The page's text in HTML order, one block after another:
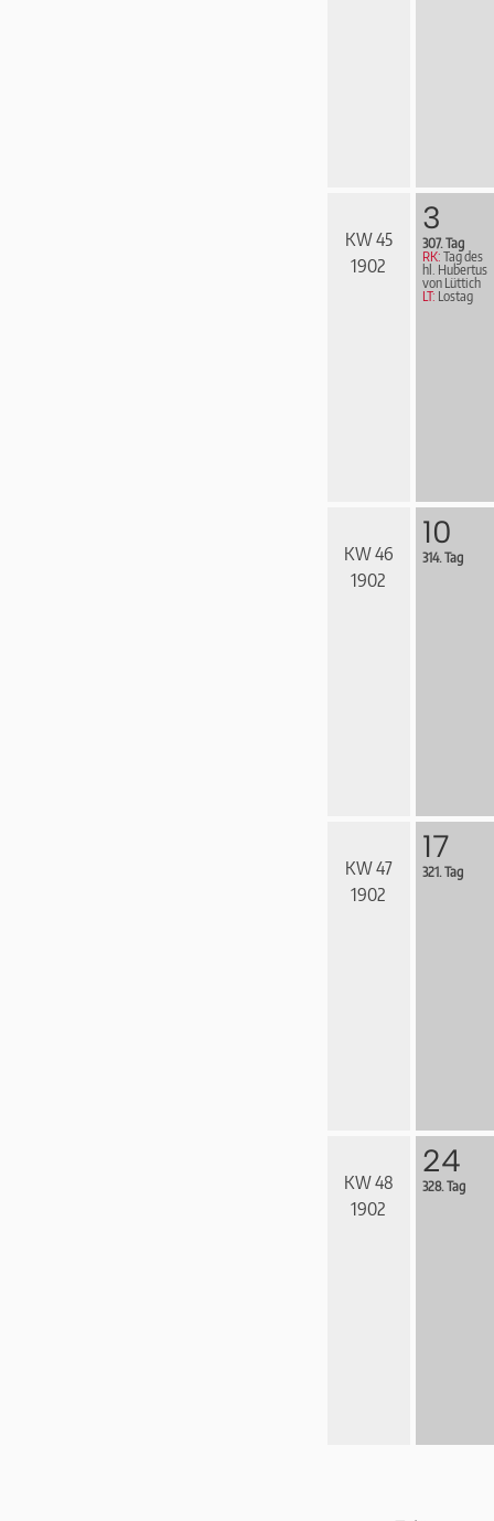
KW 45
1902
3
307. Tag
RK: Tag des
hl. Hubertus
von Lüttich
LT: Lostag
KW 46
1902
10
314. Tag
KW 47
1902
17
321. Tag
KW 48
1902
24
328. Tag